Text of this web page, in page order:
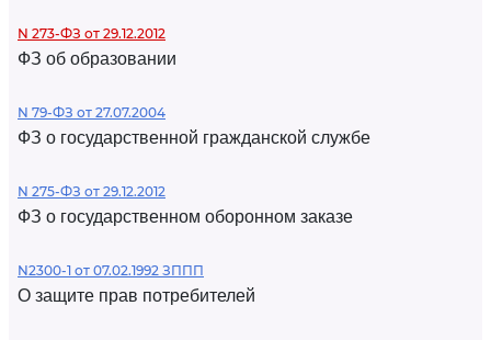
N 273-ФЗ от 29.12.2012
ФЗ об образовании
N 79-ФЗ от 27.07.2004
ФЗ о государственной гражданской службе
N 275-ФЗ от 29.12.2012
ФЗ о государственном оборонном заказе
N2300-1 от 07.02.1992 ЗППП
О защите прав потребителей